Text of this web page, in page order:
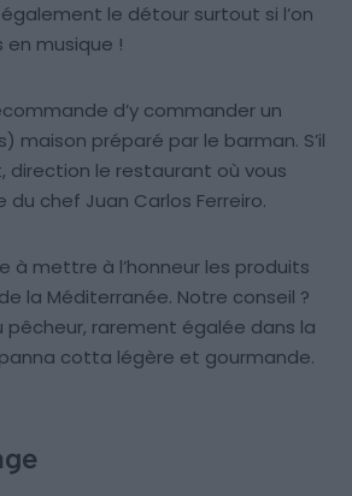
le détour surtout si l’on
musique !
d’y commander un
maison préparé par le barman. S’il
direction le restaurant où vous
chef Juan Carlos Ferreiro.
à mettre à l’honneur les produits
la Méditerranée. Notre conseil ?
pêcheur, rarement égalée dans la
panna cotta légère et gourmande.